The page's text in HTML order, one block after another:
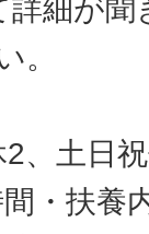
細が
。
、土日
・扶養